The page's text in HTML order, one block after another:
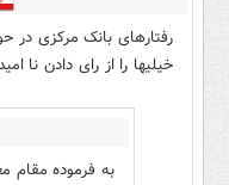
رفتارهای بانک مرکزی در
خیلیها را از رای دادن نا
به فرموده مقام